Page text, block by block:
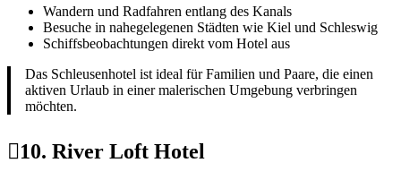
Wandern und Radfahren entlang des Kanals
Besuche in nahegelegenen Städten wie Kiel und Schleswig
Schiffsbeobachtungen direkt vom Hotel aus
Das Schleusenhotel ist ideal für Familien und Paare, die einen
aktiven Urlaub in einer malerischen Umgebung verbringen
möchten.
10. River Loft Hotel